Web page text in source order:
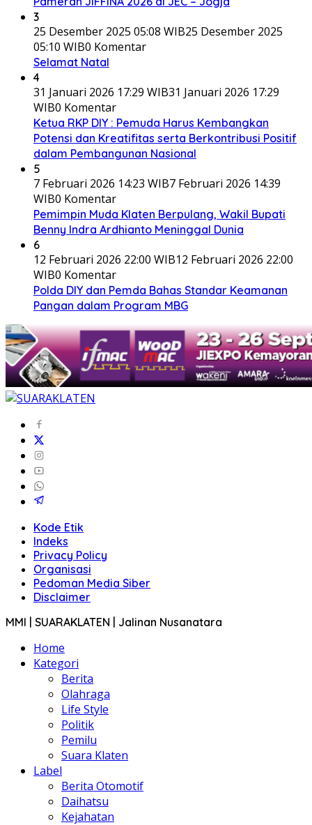
3
25 Desember 2025 05:08 WIB25 Desember 2025
05:10 WIB0 Komentar
Selamat Natal
4
31 Januari 2026 17:29 WIB31 Januari 2026 17:29
WIB0 Komentar
Ketua RKP DIY : Pemuda Harus Kembangkan
Potensi dan Kreatifitas serta Berkontribusi Positif
dalam Pembangunan Nasional
5
7 Februari 2026 14:23 WIB7 Februari 2026 14:39
WIB0 Komentar
Pemimpin Muda Klaten Berpulang, Wakil Bupati
Benny Indra Ardhianto Meninggal Dunia
6
12 Februari 2026 22:00 WIB12 Februari 2026 22:00
WIB0 Komentar
Polda DIY dan Pemda Bahas Standar Keamanan
Pangan dalam Program MBG
Kode Etik
Indeks
Privacy Policy
Organisasi
Pedoman Media Siber
Disclaimer
MMI | SUARAKLATEN | Jalinan Nusanatara
Home
Kategori
Berita
Olahraga
Life Style
Politik
Pemilu
Suara Klaten
Label
Berita Otomotif
Daihatsu
Kejahatan